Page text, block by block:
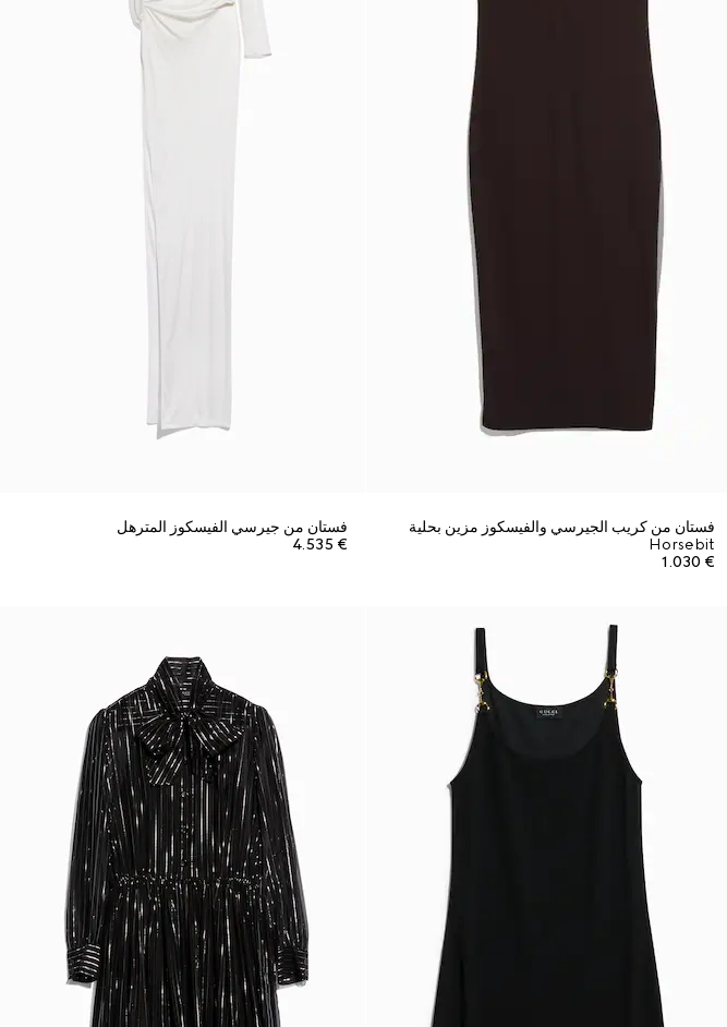
فستان من كريب الجيرسي والفيسكوز مزين بحلية
Horsebit
€ 1.030
فستان من جيرسي الفيسكوز المترهل
€ 4.535